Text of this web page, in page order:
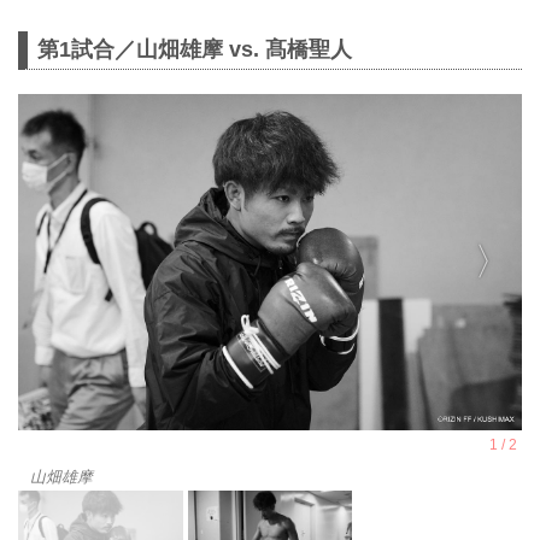
第1試合／山畑雄摩 vs. 髙橋聖人
山畑雄摩